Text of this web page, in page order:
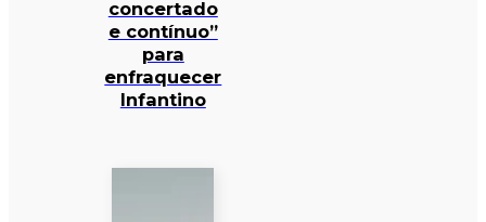
concertado
e contínuo”
para
enfraquecer
Infantino